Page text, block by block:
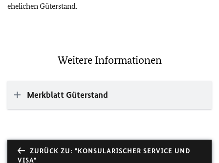
ehelichen Güterstand.
Weitere Informationen
Merkblatt Güterstand
ZURÜCK ZU: "KONSULARISCHER SERVICE UND
VISA"